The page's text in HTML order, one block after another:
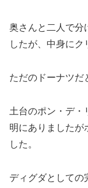
奥さんと二人で分
したが、中身にク
ただのドーナツだ
土台のポン・デ・
明にありましたが
した。
ディグダとしての